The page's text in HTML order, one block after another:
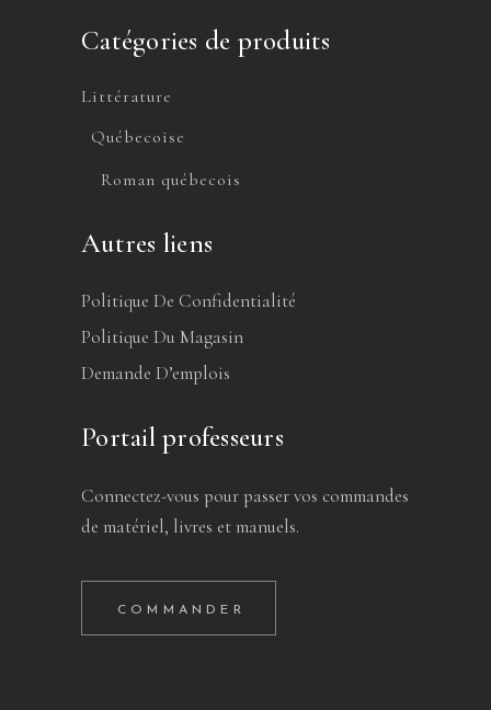
Catégories de produits
Littérature
Québecoise
Roman québecois
Autres liens
Politique De Confidentialité
Politique Du Magasin
Demande D’emplois
Portail professeurs
Connectez-vous pour passer vos commandes
de matériel, livres et manuels.
COMMANDER